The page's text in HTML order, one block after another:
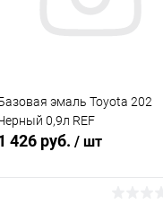
эмаль Toyota 202
0,9л REF
426 руб. / шт